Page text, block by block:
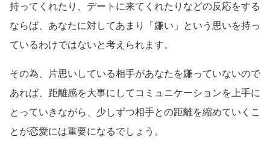
持ってくれたり、デートに来てくれたりなどの反応をする
ならば、あなたに対してあまり「嫌い」という思いを持っ
ているわけではないと考えられます。
その為、片思いしている相手があなたを嫌っていないので
あれば、距離感を大事にしてコミュニケーションを上手に
とっていきながら、少しずつ相手との距離を縮めていくこ
とが恋愛には重要になるでしょう。